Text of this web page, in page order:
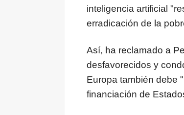
inteligencia artificial
erradicación de la
Así, ha reclamado a
desfavorecidos y
Europa también debe
financiación de